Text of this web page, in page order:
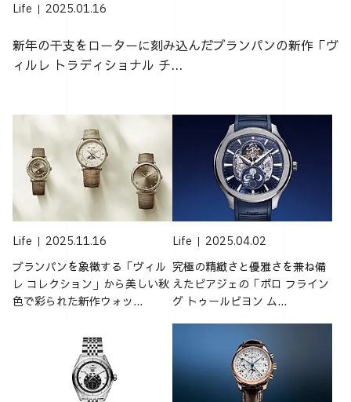
Life 2025.01.16
新年の干支をローターに刻み込んだブランパンの新作「ヴ
ィルレ トラディショナル チ...
Life 2025.11.16
ブランパンを象徴する「ヴィル
レ コレクション」から美しい秋
色で彩られた新作ウォッ...
Life 2025.04.02
究極の精緻さと優雅さを兼ね備
えたピアジェの「ポロ フライン
グ トゥールビヨン ム...